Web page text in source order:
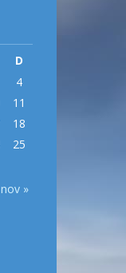
D
nov »
4
11
18
25